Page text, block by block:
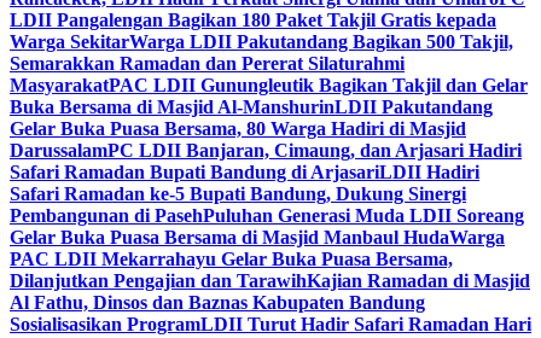
LDII Pangalengan Bagikan 180 Paket Takjil Gratis kepada
Warga SekitarWarga LDII Pakutandang Bagikan 500 Takjil,
Semarakkan Ramadan dan Pererat Silaturahmi
MasyarakatPAC LDII Gunungleutik Bagikan Takjil dan Gelar
Buka Bersama di Masjid Al-ManshurinLDII Pakutandang
Gelar Buka Puasa Bersama, 80 Warga Hadiri di Masjid
DarussalamPC LDII Banjaran, Cimaung, dan Arjasari Hadiri
Safari Ramadan Bupati Bandung di ArjasariLDII Hadiri
Safari Ramadan ke-5 Bupati Bandung, Dukung Sinergi
Pembangunan di PasehPuluhan Generasi Muda LDII Soreang
Gelar Buka Puasa Bersama di Masjid Manbaul HudaWarga
PAC LDII Mekarrahayu Gelar Buka Puasa Bersama,
Dilanjutkan Pengajian dan TarawihKajian Ramadan di Masjid
Al Fathu, Dinsos dan Baznas Kabupaten Bandung
Sosialisasikan ProgramLDII Turut Hadir Safari Ramadan Hari